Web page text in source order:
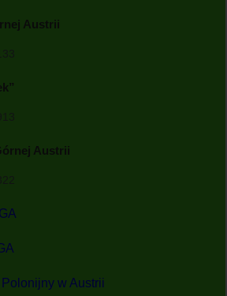
Austrii
Austrii
w Austrii